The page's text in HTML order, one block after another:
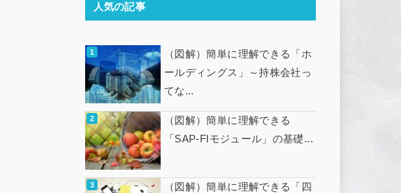
人気の記事
（図解）簡単に理解できる「ホ
ールディングス」～持株会社っ
てな...
（図解）簡単に理解できる
「SAP-FIモジュール」の基礎...
（図解）簡単に理解できる「四